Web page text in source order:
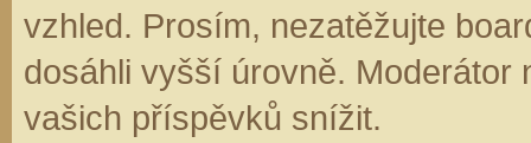
vzhled. Prosím, nezatěžujte
dosáhli vyšší úrovně. Moderátor
vašich příspěvků snížit.